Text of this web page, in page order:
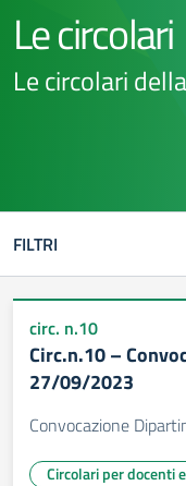
Le circolari
Le circolari
FILTRI
circ. n.10
Circ.n.10 –
27/09/2023
Convocazione
Circolari per docenti